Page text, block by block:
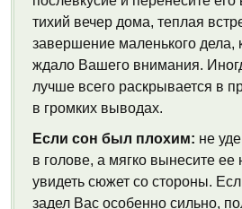
тихий вечер дома, теплая
завершение маленького дела,
ждало Вашего внимания.
лучше всего раскрывается в
в громких выводах.
Если сон был плохим: не
в голове, а мягко вынесите ее
увидеть сюжет со стороны.
задел Вас особенно сильно,